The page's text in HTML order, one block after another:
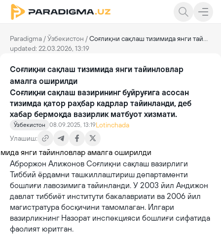
Paradigma /Ўзбекистон /Соғлиқни сақлаш тизимида янги тайинловлар амалга оширилди
updated: 22.03.2026, 13:19
Соғлиқни сақлаш тизимида янги тайинловлар
амалга оширилди
Соғлиқни сақлаш вазирининг буйруғига асосан
тизимда қатор раҳбар кадрлар тайинланди, деб
хабар бермоқда вазирлик матбуот хизмати.
Ўзбекистон 08.09.2025, 13:19Lotinchada
Улашиш:
Аброржон Алижонов Соғлиқни сақлаш вазирлиги
Тиббий ёрдамни ташкиллаштириш департаменти
бошлиғи лавозимига тайинланди. У 2003 йил Андижон
давлат тиббиёт институти бакалавриати ва 2006 йил
магистратура босқичини тамомлаган. Илгари
вазирликнинг Назорат инспекцияси бошлиғи сифатида
фаолият юритган.